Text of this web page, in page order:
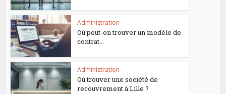
Administration
Où peut-on trouver un modèle de
contrat...
Administration
Où trouver une société de
recouvrement à Lille ?